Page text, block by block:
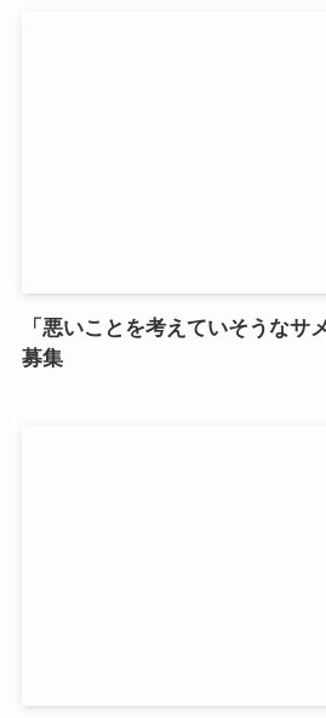
「悪いことを考えていそうなサ
募集